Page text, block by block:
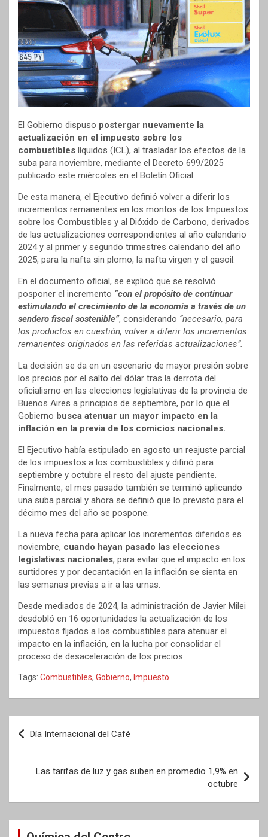
El Gobierno dispuso postergar nuevamente la
actualización en el impuesto sobre los
combustibles líquidos (ICL), al trasladar los efectos de la
suba para noviembre, mediante el Decreto 699/2025
publicado este miércoles en el Boletín Oficial.
De esta manera, el Ejecutivo definió volver a diferir los
incrementos remanentes en los montos de los Impuestos
sobre los Combustibles y al Dióxido de Carbono, derivados
de las actualizaciones correspondientes al año calendario
2024 y al primer y segundo trimestres calendario del año
2025, para la nafta sin plomo, la nafta virgen y el gasoil.
En el documento oficial, se explicó que se resolvió
posponer el incremento “con el propósito de continuar
estimulando el crecimiento de la economía a través de un
sendero fiscal sostenible”, considerando “necesario, para
los productos en cuestión, volver a diferir los incrementos
remanentes originados en las referidas actualizaciones”.
La decisión se da en un escenario de mayor presión sobre
los precios por el salto del dólar tras la derrota del
oficialismo en las elecciones legislativas de la provincia de
Buenos Aires a principios de septiembre, por lo que el
Gobierno busca atenuar un mayor impacto en la
inflación en la previa de los comicios nacionales.
El Ejecutivo había estipulado en agosto un reajuste parcial
de los impuestos a los combustibles y difirió para
septiembre y octubre el resto del ajuste pendiente.
Finalmente, el mes pasado también se terminó aplicando
una suba parcial y ahora se definió que lo previsto para el
décimo mes del año se pospone.
La nueva fecha para aplicar los incrementos diferidos es
noviembre, cuando hayan pasado las elecciones
legislativas nacionales, para evitar que el impacto en los
surtidores y por decantación en la inflación se sienta en
las semanas previas a ir a las urnas.
Desde mediados de 2024, la administración de Javier Milei
desdobló en 16 oportunidades la actualización de los
impuestos fijados a los combustibles para atenuar el
impacto en la inflación, en la lucha por consolidar el
proceso de desaceleración de los precios.
Tags: Combustibles, Gobierno, Impuesto
Navegación
de
entradas
Día Internacional del Café
Las tarifas de luz y gas suben en promedio 1,9% en
octubre